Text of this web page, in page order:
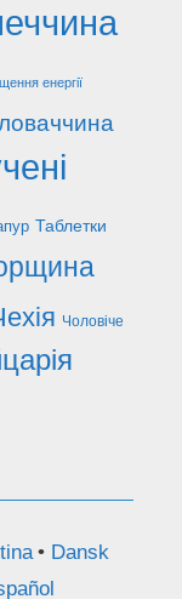
енергії
Таблетки
Чоловіче
Dansk